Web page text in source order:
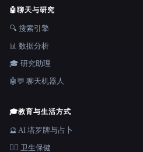
🤖聊天与研究
🔍 搜索引擎
📊 数据分析
🎓 研究助理
🤖💬 聊天机器人
🎓教育与生活方式
🔮 AI 塔罗牌与占卜
👩‍⚕️ 卫生保健